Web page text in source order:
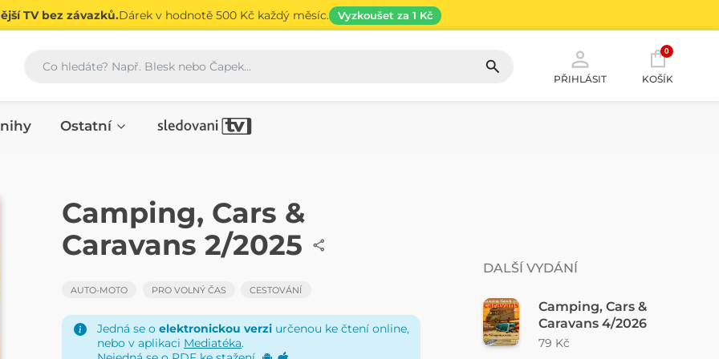
TV bez závazků.Dárek v hodnotě 500 Kč každý měsíc. Vyzkoušet za 1 Kč
Vyhledávání
PŘIHLÁSIT
0
KOŠÍK
Ostatní
ČASOPIS
Camping, Cars &
Caravans 2/2025
AUTO-MOTO PRO VOLNÝ ČAS CESTOVÁNÍ
Jedná se o elektronickou verzi určenou ke čtení online,
nebo v aplikaci Mediatéka.
DALŠÍ VYDÁNÍ
Camping, Cars &
Caravans 4/2026
79 Kč